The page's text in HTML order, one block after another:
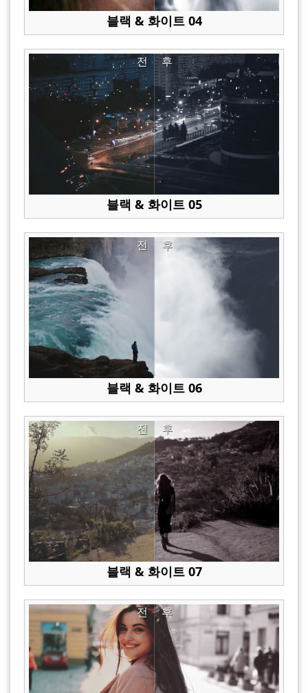
블랙 & 화이트 04
후
전
블랙 & 화이트 05
후
전
블랙 & 화이트 06
후
전
블랙 & 화이트 07
후
전